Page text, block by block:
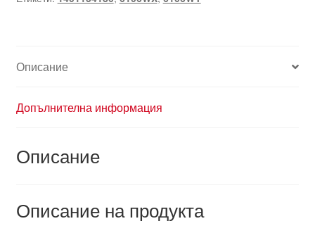
6106WX
Описание
Допълнителна информация
Описание
Описание на продукта